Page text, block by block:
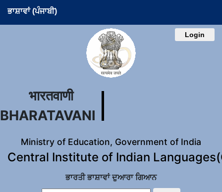
ਭਾਸ਼ਾਵਾਂ (ਪੰਜਾਬੀ)
Login
भारतवाणी
BHARATAVANI
Ministry of Education, Government of India
Central Institute of Indian
ਭਾਰਤੀ ਭਾਸ਼ਾਵਾਂ ਦੁਆਰਾ ਗਿਆਨ